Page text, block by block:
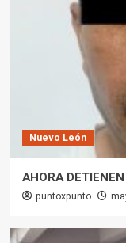
Nuevo León
AHORA
puntoxpunto